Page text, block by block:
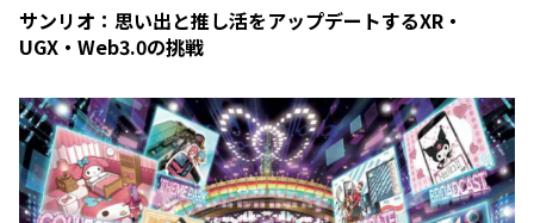
サンリオ：思い出と推し活をアップデートするXR・
UGX・Web3.0の挑戦